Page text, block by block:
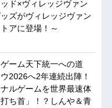
ド×ヴィレッジヴァン
ズがヴィレッジヴァン
アに登場！～
ーム天下統一への道
2026へ2年連続出陣！
ルゲームを世界最速体
ち首」！？しんや＆青